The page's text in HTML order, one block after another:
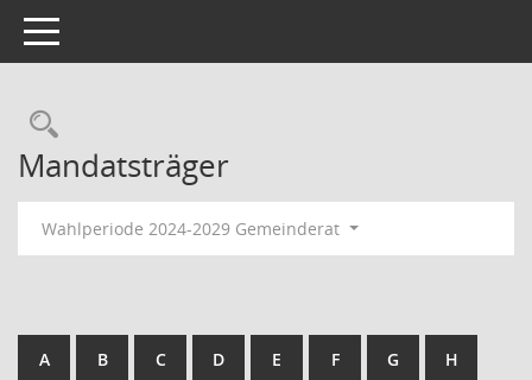
Toggle navigation
Rechercheauswahl
Mandatsträger
Wahlperiode 2024-2029 Gemeinderat
A B C D E F G H